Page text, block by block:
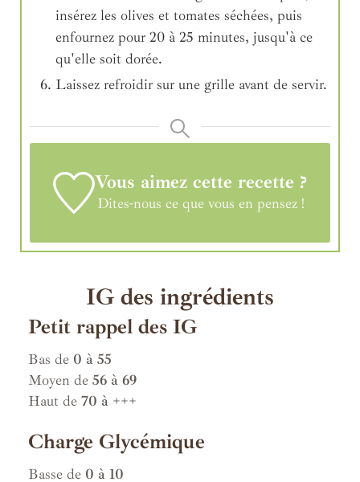
insérez les olives et tomates séchées, puis
enfournez pour 20 à 25 minutes, jusqu'à ce
qu'elle soit dorée.
Laissez refroidir sur une grille avant de servir.
Vous aimez cette recette ?
Dites-nous ce que vous en pensez !
IG des ingrédients
Petit rappel des IG
Bas de 0 à 55
Moyen de 56 à 69
Haut de 70 à +++
Charge Glycémique
Basse de 0 à 10